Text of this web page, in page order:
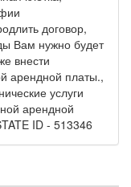
договор,
Вам нужно будет
внести
арендной платы.,
услуги
арендной
ID - 513346